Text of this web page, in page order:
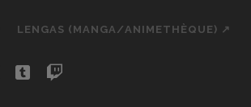
LENGAS (MANGA/ANIMETHÈQUE) ↗
tumblrtwitch